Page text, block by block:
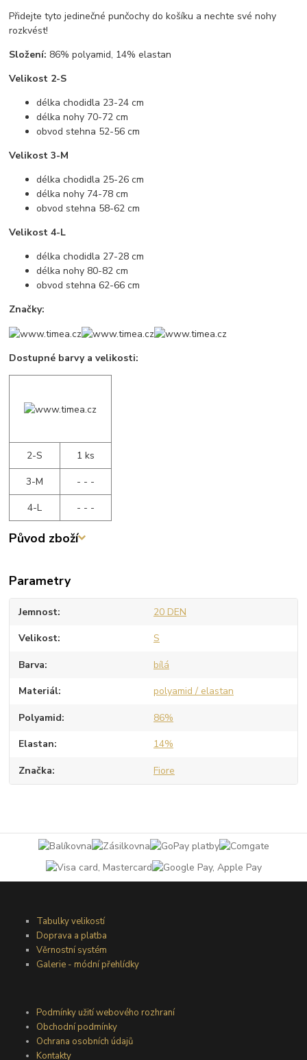
Přidejte tyto jedinečné punčochy do košíku a nechte své nohy
rozkvést!
Složení: 86% polyamid, 14% elastan
Velikost 2-S
délka chodidla 23-24 cm
délka nohy 70-72 cm
obvod stehna 52-56 cm
Velikost 3-M
délka chodidla 25-26 cm
délka nohy 74-78 cm
obvod stehna 58-62 cm
Velikost 4-L
délka chodidla 27-28 cm
délka nohy 80-82 cm
obvod stehna 62-66 cm
Značky:
Dostupné barvy a velikosti:
2-S
1 ks
3-M
- - -
4-L
- - -
Původ zboží
Parametry
Jemnost 20 DEN
Velikost S
Barva bílá
Materiál polyamid / elastan
Polyamid 86%
Elastan 14%
Značka Fiore
Tabulky velikostí
Doprava a platba
Věrnostní systém
Galerie - módní přehlídky
Podmínky užití webového rozhraní
Obchodní podmínky
Ochrana osobních údajů
Kontakty